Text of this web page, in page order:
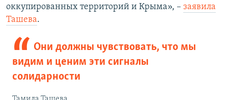
оккупированных территорий и Крыма», – заявила
Ташева.
Они должны чувствовать, что мы
видим и ценим эти сигналы
солидарности